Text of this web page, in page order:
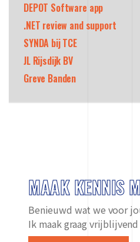
DEPOT Software app
.NET review and support
SYNDA bij TCE
JL Rijsdijk BV
Greve Banden
MAAK KENNIS
Benieuwd wat we voor
Ik maak graag